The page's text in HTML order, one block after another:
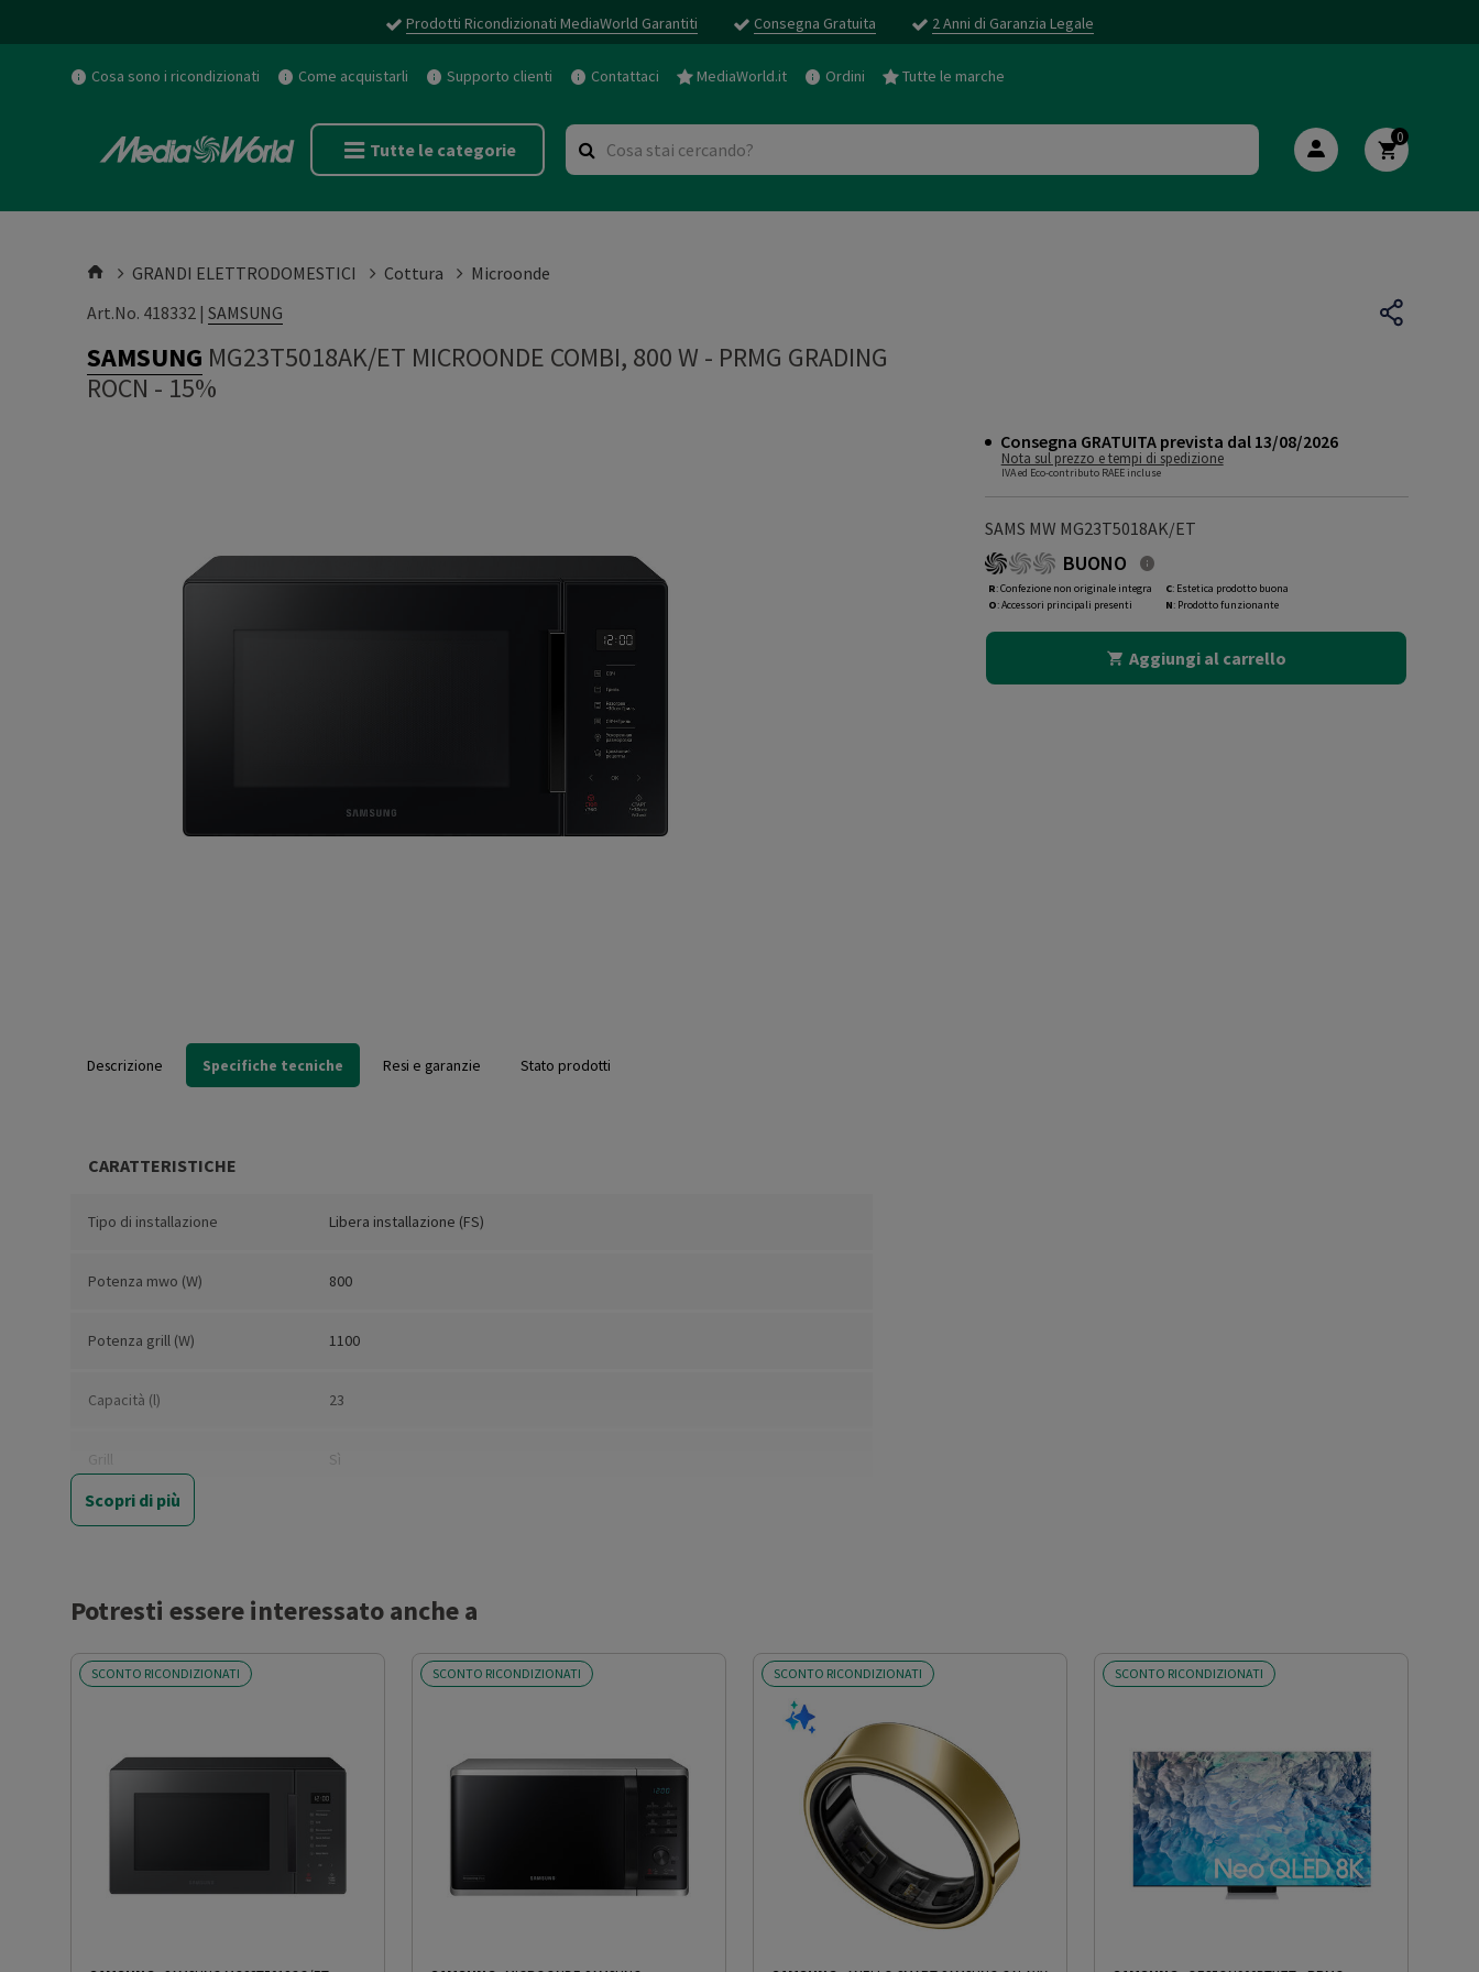
Prodotti Ricondizionati MediaWorld Garantiti Consegna Gratuita 2 Anni di Garanzia Legale
Cosa sono i ricondizionati Come acquistarli Supporto clienti Contattaci MediaWorld.it Ordini Tutte le marche
Tutte le categorie
0
GRANDI ELETTRODOMESTICI Cottura
Microonde
Art.No. 418332 | SAMSUNG
SAMSUNG MG23T5018AK/ET MICROONDE COMBI, 800 W - PRMG GRADING
ROCN - 15%
Consegna GRATUITA prevista dal 13/08/2026
Nota sul prezzo e tempi di spedizione
IVA ed Eco-contributo RAEE incluse
SAMS MW MG23T5018AK/ET
BUONO
R: Confezione non originale integra
O: Accessori principali presenti
C: Estetica prodotto buona
N: Prodotto funzionante
Aggiungi al carrello
Descrizione Specifiche tecniche Resi e garanzie Stato prodotti
CARATTERISTICHE
Tipo di installazione Libera installazione (FS)
Potenza mwo (W) 800
Potenza grill (W) 1100
Capacità (l) 23
Grill Sì
Timer Sì
No
Scopri di più
Potresti essere interessato anche a
SCONTO RICONDIZIONATI SCONTO RICONDIZIONATI SCONTO RICONDIZIONATI SCONTO RICONDIZIONATI